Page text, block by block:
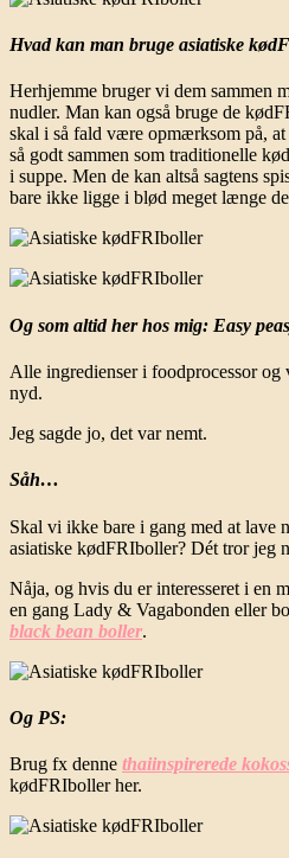
Hvad kan man bruge asiatiske
Herhjemme bruger vi dem sammen
nudler. Man kan også bruge de
skal i så fald være opmærksom på,
så godt sammen som traditionelle
i suppe. Men de kan altså sagtens
bare ikke ligge i blød meget længe
Og som altid her hos mig: Easy
Alle ingredienser i foodprocessor
nyd.
Jeg sagde jo, det var nemt.
Såh…
Skal vi ikke bare i gang med at lave
asiatiske kødFRIboller? Dét tror jeg
Nåja, og hvis du er interesseret i en
en gang Lady & Vagabonden eller
black bean boller.
Og PS:
Brug fx denne thaiinspirerede
kødFRIboller her.